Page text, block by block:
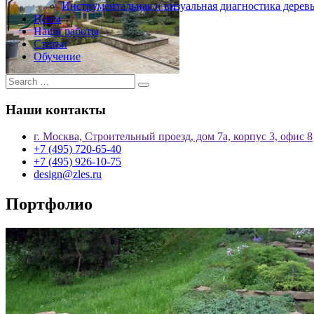
Инструментальная и визуальная диагностика
Цены
Наши работы
Статьи
Обучение
Наши контакты
г. Москва, Строительный проезд, дом 7а, корпус 3, офис 8
+7 (495) 720-65-40
+7 (495) 926-10-75
design@zles.ru
Портфолио